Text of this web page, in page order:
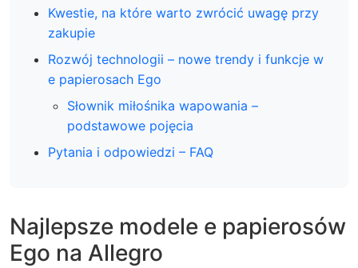
Kwestie, na które warto zwrócić uwagę przy
zakupie
Rozwój technologii – nowe trendy i funkcje w
e papierosach Ego
Słownik miłośnika wapowania –
podstawowe pojęcia
Pytania i odpowiedzi – FAQ
Najlepsze modele e papierosów
Ego na Allegro